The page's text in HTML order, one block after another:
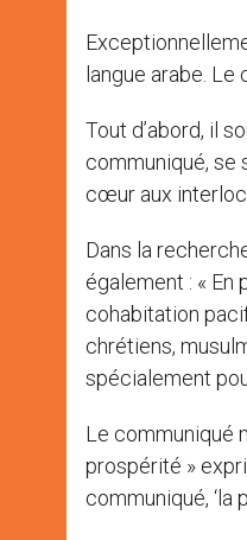
langue arabe.
Tout d’abord, il
communiqué, se
cœur aux
Dans la
également : « En
cohabitation
chrétiens,
spécialement
Le communiqué
prospérité »
communiqué,